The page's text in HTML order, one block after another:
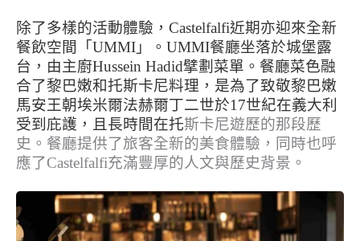
除了多樣的活動體驗，Castelfalfi近期亦迎來全新
餐飲空間「 UMMI 」。UMMI餐廳坐落於城堡露
台，由主廚Hussein Hadid擘劃菜單。餐廳菜色融
合了黎巴嫩和托斯卡尼料理，是為了致敬黎巴嫩
馬安王朝埃米爾法赫爾丁二世於17世紀在義大利
受到庇護，且長時間在托斯卡尼遊歷的那段歷
史。餐廳提供了旅客全新的美食體驗，同時也呼
應了Castelfalfi充滿豐厚的人文與歷史背景。